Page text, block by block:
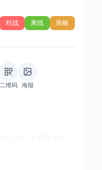
对战 离线 策略
二维码 海报